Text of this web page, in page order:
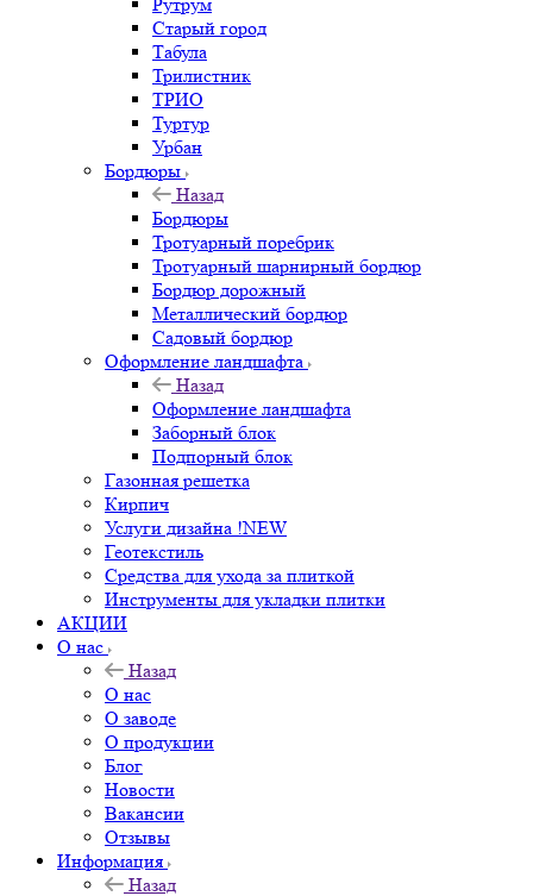
Старый город
Табула
Трилистник
ТРИО
Туртур
Урбан
Бордюры
Назад
Бордюры
Тротуарный поребрик
Тротуарный шарнирный бордюр
Бордюр дорожный
Металлический бордюр
Садовый бордюр
Оформление ландшафта
Назад
Оформление ландшафта
Заборный блок
Подпорный блок
Газонная решетка
Кирпич
Услуги дизайна !NEW
Геотекстиль
Средства для ухода за плиткой
Инструменты для укладки плитки
АКЦИИ
О нас
Назад
О нас
О заводе
О продукции
Блог
Новости
Вакансии
Отзывы
Информация
Назад